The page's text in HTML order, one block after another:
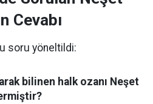
Cevabı
soru yöneltildi:
bilinen halk ozanı Neşet